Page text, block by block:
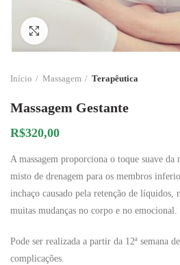
Início Massagem Terapêutica
Massagem Gestante
R$320,00
A massagem proporciona o toque suave da
misto de drenagem para os membros
inchaço causado pela retenção de líquidos,
muitas mudanças no corpo e no emocional.
Pode ser realizada a partir da 12ª semana
complicações.